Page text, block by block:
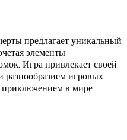
предлагает уникальный
элементы
Игра привлекает своей
игровых
приключением в мире